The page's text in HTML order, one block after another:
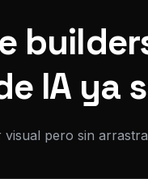
IA ya
pero sin